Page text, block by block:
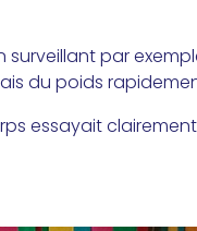
par
du poids
essayait clairement